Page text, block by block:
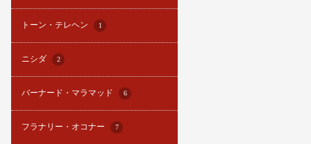
トーン・テレヘン 1
ニシダ 2
バーナード・マラマッド 6
フラナリー・オコナー 7